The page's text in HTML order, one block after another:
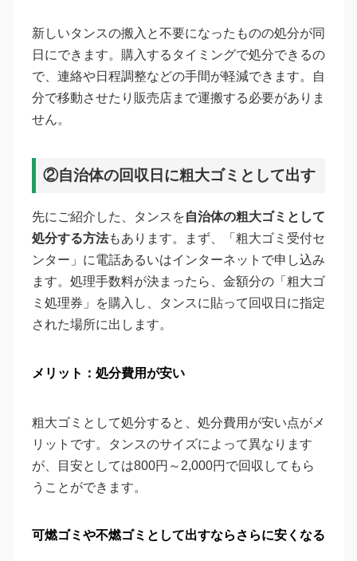
新しいタンスの搬入と不要になったものの処分が同
日にできます。購入するタイミングで処分できるの
で、連絡や日程調整などの手間が軽減できます。自
分で移動させたり販売店まで運搬する必要がありま
せん。
②自治体の回収日に粗大ゴミとして出す
先にご紹介した、タンスを自治体の粗大ゴミとして
処分する方法もあります。まず、「粗大ゴミ受付セ
ンター」に電話あるいはインターネットで申し込み
ます。処理手数料が決まったら、金額分の「粗大ゴ
ミ処理券」を購入し、タンスに貼って回収日に指定
された場所に出します。
メリット：処分費用が安い
粗大ゴミとして処分すると、処分費用が安い点がメ
リットです。タンスのサイズによって異なります
が、目安としては800円～2,000円で回収してもら
うことができます。
可燃ゴミや不燃ゴミとして出すならさらに安くなる